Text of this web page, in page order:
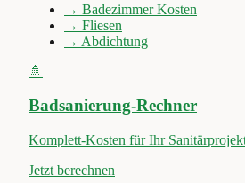
→ Badezimmer Kosten
→ Fliesen
→ Abdichtung
🚿
Badsanierung-Rechner
Komplett-Kosten für Ihr
Jetzt berechnen